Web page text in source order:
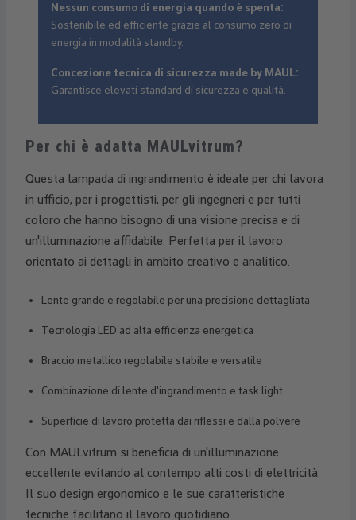
Nessun consumo di energia quando è spenta:
Sostenibile ed efficiente grazie al consumo zero di
energia in modalità standby.
Concezione tecnica di sicurezza made by MAUL:
Garantisce elevati standard di sicurezza e qualità.
Per chi è adatta MAULvitrum?
Questa lampada di ingrandimento è ideale per chi lavora
in ufficio, per i progettisti, per gli ingegneri e per tutti
coloro che hanno bisogno di una visione precisa e di
un'illuminazione affidabile. Perfetta per il lavoro
orientato ai dettagli in ambito creativo e analitico.
Lente grande e regolabile per una precisione dettagliata
Tecnologia LED ad alta efficienza energetica
Braccio metallico regolabile stabile e versatile
Combinazione di lente d'ingrandimento e task light
Superficie di lavoro protetta dai riflessi e dalla polvere
Con MAULvitrum si beneficia di un'illuminazione
eccellente evitando al contempo alti costi di elettricità.
Il suo design ergonomico e le sue caratteristiche
tecniche facilitano il lavoro quotidiano.